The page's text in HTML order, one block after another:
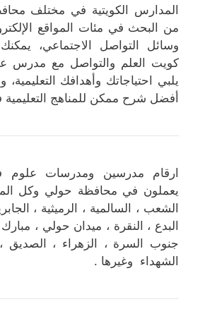
المدارس الكويتية في مختلف
من البحث في مئات المواقع
وسائل التواصل الاجتماعي،
كويت العلم والتواصل مع مدرس
يلبي احتياجاتك وأهدافك التعليمية،
أفضل شرح ممكن للمناهج
ارقام مدرسين ومدرسات علوم
يعملون في محافظة حولي وكل
الشعب ، السالمية ، الرميثية ،
البدع ، النقرة ، ميدان حولي ،
جنوب السرة ، الزهراء ، الصديق
الشهداء وغيرها .